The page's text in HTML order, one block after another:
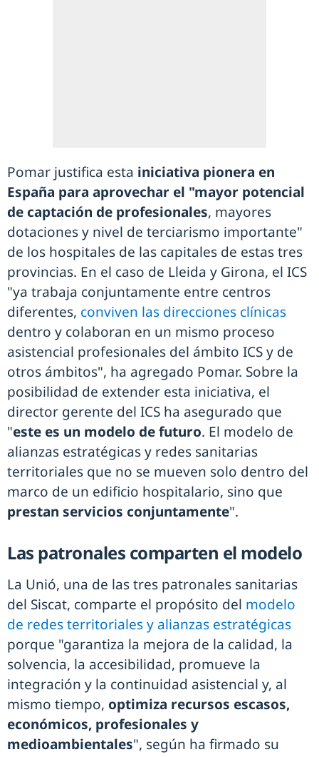
Pomar justifica esta iniciativa pionera en
España para aprovechar el "mayor potencial
de captación de profesionales, mayores
dotaciones y nivel de terciarismo importante"
de los hospitales de las capitales de estas tres
provincias. En el caso de Lleida y Girona, el ICS
"ya trabaja conjuntamente entre centros
diferentes, conviven las direcciones clínicas
dentro y colaboran en un mismo proceso
asistencial profesionales del ámbito ICS y de
otros ámbitos", ha agregado Pomar. Sobre la
posibilidad de extender esta iniciativa, el
director gerente del ICS ha asegurado que
"este es un modelo de futuro. El modelo de
alianzas estratégicas y redes sanitarias
territoriales que no se mueven solo dentro del
marco de un edificio hospitalario, sino que
prestan servicios conjuntamente".
Las patronales comparten el modelo
La Unió, una de las tres patronales sanitarias
del Siscat, comparte el propósito del modelo
de redes territoriales y alianzas estratégicas
porque "garantiza la mejora de la calidad, la
solvencia, la accesibilidad, promueve la
integración y la continuidad asistencial y, al
mismo tiempo, optimiza recursos escasos,
económicos, profesionales y
medioambientales", según ha firmado su